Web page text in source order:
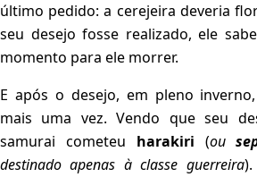
último pedido: a cerejeira deveria
seu desejo fosse realizado, ele
momento para ele morrer.
E após o desejo, em pleno
mais uma vez. Vendo que seu
samurai cometeu harakiri (ou
destinado apenas à classe guerreira